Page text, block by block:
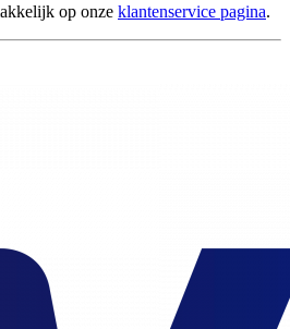
op onze klantenservice pagina.